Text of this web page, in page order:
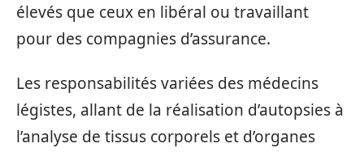
élevés que ceux en libéral ou travaillant
pour des compagnies d’assurance.
Les responsabilités variées des médecins
légistes, allant de la réalisation d’autopsies à
l’analyse de tissus corporels et d’organes